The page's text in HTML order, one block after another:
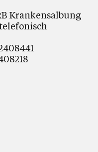
Krankensalbung